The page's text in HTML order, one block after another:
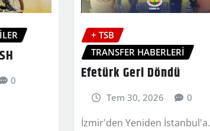
0
+ TSB
TRANSFER HABERLERİ
Efetürk Geri Döndü
Tem 30, 2026 0
İzmir'den Yeniden İstanbul'a.